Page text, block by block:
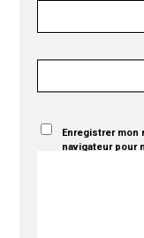
Enregistrer mon
navigateur pour